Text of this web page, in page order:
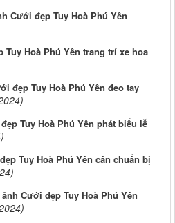
Cưới đẹp Tuy Hoà Phú Yên
Hoà Phú Yên trang trí xe hoa
đẹp Tuy Hoà Phú Yên đeo tay
Tuy Hoà Phú Yên phát biểu lễ
Tuy Hoà Phú Yên cần chuẩn bị
Cưới đẹp Tuy Hoà Phú Yên